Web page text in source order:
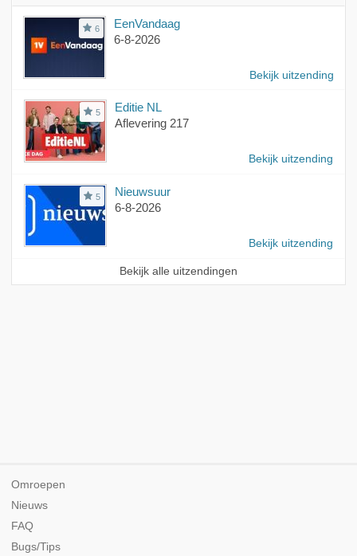
6
EenVandaag
6-8-2026
Bekijk uitzending
5
Editie NL
Aflevering 217
Bekijk uitzending
5
Nieuwsuur
6-8-2026
Bekijk uitzending
Bekijk alle uitzendingen
Omroepen
Nieuws
FAQ
Bugs/Tips